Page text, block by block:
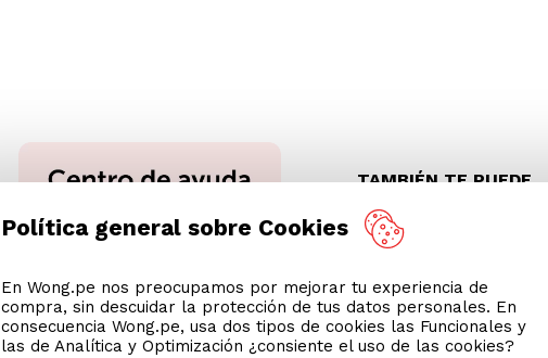
TAMBIÉN TE PUEDE
Wong Prime
apartados eléctricos y
electrónicos (RAEE)
Ventas Corporativas
Política general sobre Cookies
En Wong.pe nos preocupamos por mejorar tu experiencia de
compra, sin descuidar la protección de tus datos personales. En
consecuencia Wong.pe, usa dos tipos de cookies las Funcionales y
las de Analítica y Optimización ¿consiente el uso de las cookies?